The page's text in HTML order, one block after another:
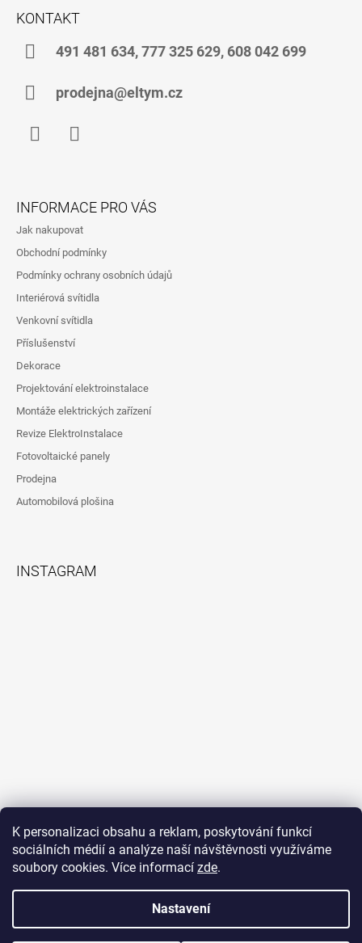
K personalizaci obsahu a reklam, poskytování funkcí
sociálních médií a analýze naší návštěvnosti využíváme
soubory cookies. Více informací zde.
Nastavení
KONTAKT
491 481 634, 777 325 629, 608 042 699
prodejna@eltym.cz
INFORMACE PRO VÁS
Jak nakupovat
Obchodní podmínky
Podmínky ochrany osobních údajů
Interiérová svítidla
Venkovní svítidla
Příslušenství
Dekorace
Projektování elektroinstalace
Montáže elektrických zařízení
Revize ElektroInstalace
Fotovoltaické panely
Prodejna
Automobilová plošina
INSTAGRAM
Sledovat na Instagramu